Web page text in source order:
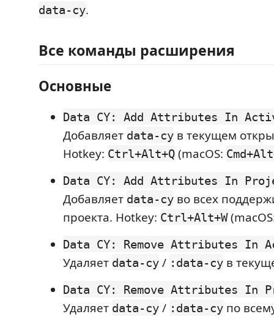
data-cy.
Все команды расширения
Основные
Data CY: Add Attributes In
Добавляет data-cy в текущем
Hotkey: Ctrl+Alt+Q (macOS:
Data CY: Add Attributes In
Добавляет data-cy во всех
проекта. Hotkey: Ctrl+Alt+W
Data CY: Remove Attributes In
Удаляет data-cy / :data-cy в
Data CY: Remove Attributes In
Удаляет data-cy / :data-cy по